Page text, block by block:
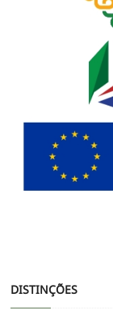
DISTINÇÕES